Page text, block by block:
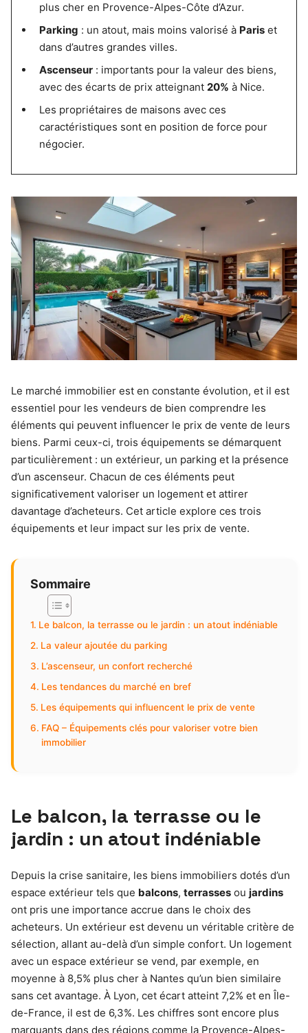
plus cher en Provence-Alpes-Côte d’Azur.
Parking : un atout, mais moins valorisé à Pariset
dans d’autres grandes villes.
Ascenseur: importants pour la valeur des biens,
avec des écarts de prix atteignant 20% à Nice.
Les propriétaires de maisons avec ces
caractéristiques sont en position de force pour
négocier.
Le marché immobilier est en constante évolution, et il est
essentiel pour les vendeurs de bien comprendre les
éléments qui peuvent influencer le prix de vente de leurs
biens. Parmi ceux-ci, trois équipements se démarquent
particulièrement : un extérieur, un parking et la présence
d’un ascenseur. Chacun de ces éléments peut
significativement valoriser un logement et attirer
davantage d’acheteurs. Cet article explore ces trois
équipements et leur impact sur les prix de vente.
Sommaire
Le balcon, la terrasse ou le jardin : un atout indéniable
La valeur ajoutée du parking
L’ascenseur, un confort recherché
Les tendances du marché en bref
Les équipements qui influencent le prix de vente
FAQ – Équipements clés pour valoriser votre bien
immobilier
Le balcon, la terrasse ou le
jardin : un atout indéniable
Depuis la crise sanitaire, les biens immobiliers dotés d’un
espace extérieur tels que balcons, terrasses ou jardins
ont pris une importance accrue dans le choix des
acheteurs. Un extérieur est devenu un véritable critère de
sélection, allant au-delà d’un simple confort. Un logement
avec un espace extérieur se vend, par exemple, en
moyenne à 8,5% plus cher à Nantes qu’un bien similaire
sans cet avantage. À Lyon, cet écart atteint 7,2% et en Île-
de-France, il est de 6,3%. Les chiffres sont encore plus
marquants dans des régions comme la Provence-Alpes-